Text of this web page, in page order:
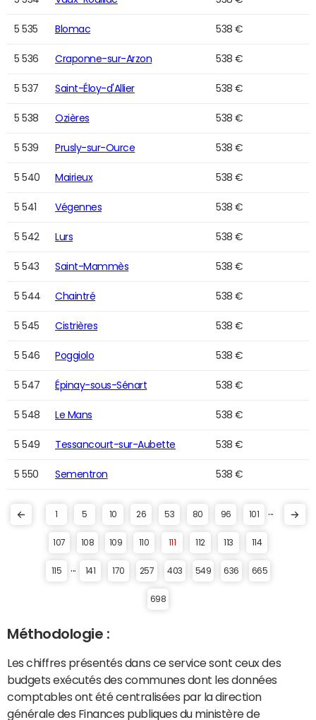
5 535 Blomac 538 €
5 536 Craponne-sur-Arzon 538 €
5 537 Saint-Éloy-d'Allier 538 €
5 538 Ozières 538 €
5 539 Prusly-sur-Ource 538 €
5 540 Mairieux 538 €
5 541 Végennes 538 €
5 542 Lurs 538 €
5 543 Saint-Mammès 538 €
5 544 Chaintré 538 €
5 545 Cistrières 538 €
5 546 Poggiolo 538 €
5 547 Épinay-sous-Sénart 538 €
5 548 Le Mans 538 €
5 549 Tessancourt-sur-Aubette 538 €
5 550 Sementron 538 €
1 5 10 26 53 80 96 101
107 108 109 110 111 112 113 114
115 141 170 257 403 549 636 665
698
Méthodologie :
Les chiffres présentés dans ce service sont ceux des
budgets exécutés des communes dont les données
comptables ont été centralisées par la direction
générale des Finances publiques du ministère de